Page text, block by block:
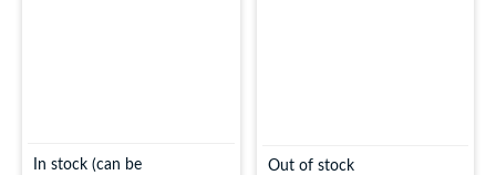
In stock (can be
Out of stock